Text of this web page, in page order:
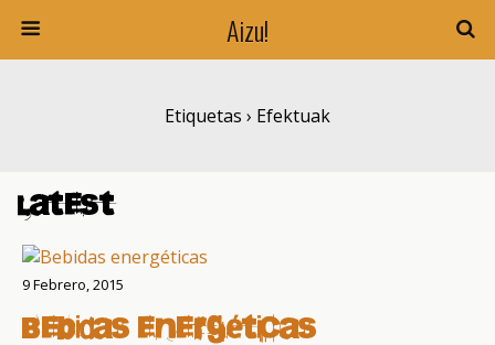
Aizu!
Etiquetas › Efektuak
Latest
9 Febrero, 2015
Bebidas energéticas